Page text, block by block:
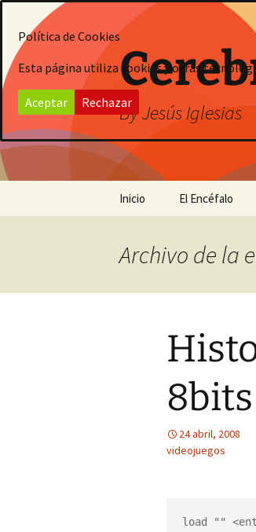
contenido
By Jesús Iglesias
Inicio El Encéfalo
Archivo de la
8bits
24 abril, 2008
videojuegos
load ""
Política de Cookies
Esta página utiliza cookies y otras
Aceptar Rechazar